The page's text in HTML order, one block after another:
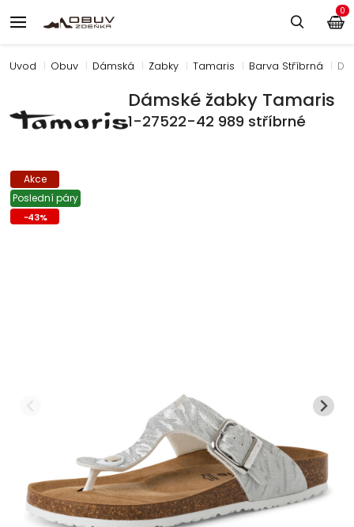
Úvod Obuv Dámská Žabky Tamaris Barva Stříbrná
Dámské žabky Tamaris
1-27522-42 989 stříbrné
Akce
Poslední páry
-43%
0